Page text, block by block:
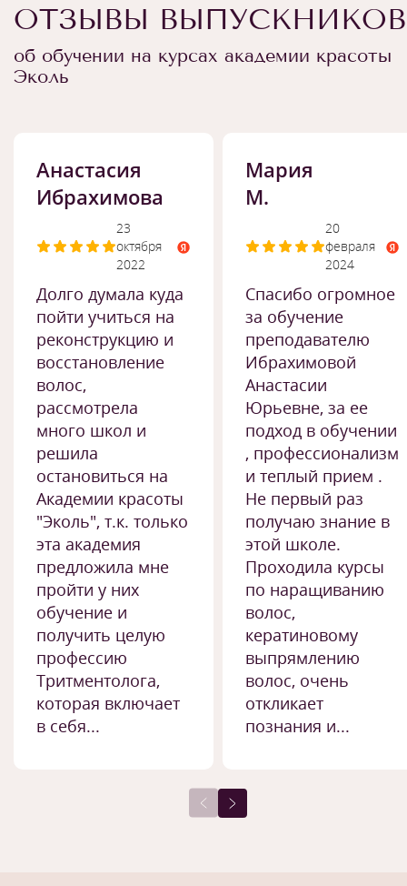
ОТЗЫВЫ ВЫПУСКНИКОВ
об обучении на курсах академии красоты
Эколь
Анастасия
Ибрахимова
23
октября
2022
Долго думала куда
пойти учиться на
реконструкцию и
восстановление
волос,
рассмотрела
много школ и
решила
остановиться на
Академии красоты
"Эколь", т.к. только
эта академия
предложила мне
пройти у них
обучение и
получить целую
профессию
Тритментолога,
которая включает
в себя...
Мария
М.
20
февраля
2024
Спасибо огромное
за обучение
преподавателю
Ибрахимовой
Анастасии
Юрьевне, за ее
подход в обучении
, профессионализм
и теплый прием .
Не первый раз
получаю знание в
этой школе.
Проходила курсы
по наращиванию
волос,
кератиновому
выпрямлению
волос, очень
откликает
познания и...